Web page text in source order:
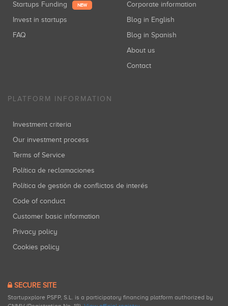
Startups Funding NEW
Invest in startups
FAQ
Corporate information
Blog in English
Blog in Spanish
About us
Contact
PLATFORM INFORMATION
Investment criteria
Our investment process
Terms of Service
Política de reclamaciones
Política de gestión de conflictos de interés
Code of conduct
Customer basic information
Privacy policy
Cookies policy
SECURE SITE
Startupxplore PSFP, S.L. is a participatory financing platform authorized by